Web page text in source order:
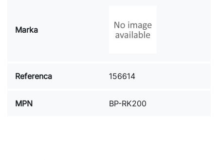
Marka
Referenca 156614
MPN BP-RK200